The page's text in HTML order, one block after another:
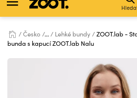
Česko ... Lehké bundy
ZOOT.lab -
bunda s kapucí ZOOT.lab Nalu